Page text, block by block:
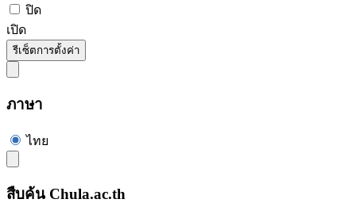
ปิด
เปิด
รีเซ็ตการตั้งค่า
ภาษา
ไทย
สืบค้น Chula.ac.th